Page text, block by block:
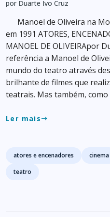
por Duarte Ivo Cruz
Manoel de Oliveira na
em 1991 ATORES,
MANOEL DE OLIVEIRApor
referência a Manoel de
mundo do teatro através
brilhante de filmes que
teatrais. Mas também,
Ler maiseast
Tags
atores e encenadores cinema
teatro